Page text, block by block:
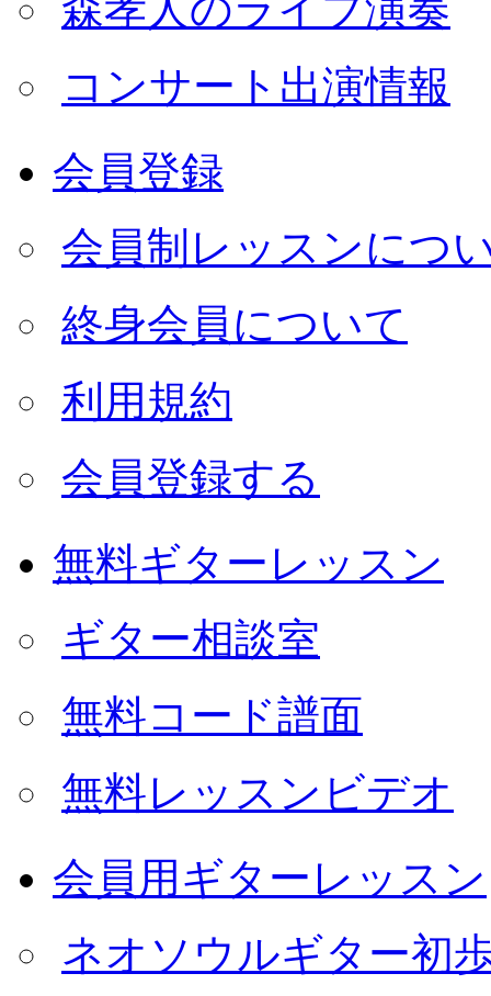
コンサート出演情報
会員登録
会員制レッスンにつ
終身会員について
利用規約
会員登録する
無料ギターレッスン
ギター相談室
無料コード譜面
無料レッスンビデオ
会員用ギターレッスン
ネオソウルギター初